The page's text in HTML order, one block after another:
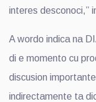
interes desconoci,”
A wordo indica na
di e momento cu
discusion
indirectamente ta